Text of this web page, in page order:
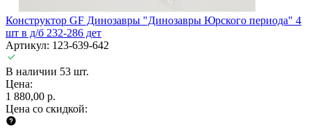
Конструктор GF Динозавры "Динозавры Юрского периода" 4
шт в д/б 232-286 дет
Артикул: 123-639-642
В наличии 53 шт.
Цена:
1 880,00 р.
Цена со скидкой: